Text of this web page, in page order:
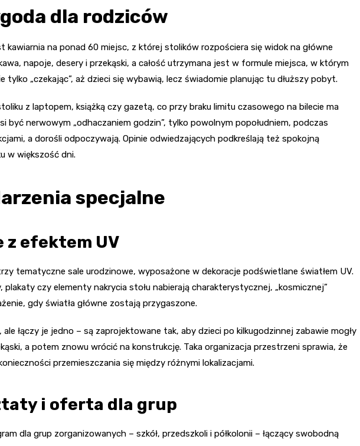
dla rodziców
kawiarnia na ponad 60 miejsc, z której stolików rozpościera się widok na główne
napoje, desery i przekąski, a całość utrzymana jest w formule miejsca, w którym
tylko „czekając”, aż dzieci się wybawią, lecz świadomie planując tu dłuższy pobyt.
z laptopem, książką czy gazetą, co przy braku limitu czasowego na bilecie ma
być nerwowym „odhaczaniem godzin”, tylko powolnym popołudniem, podczas
a dorośli odpoczywają. Opinie odwiedzających podkreślają też spokojną
w większość dni.
specjalne
z efektem UV
tematyczne sale urodzinowe, wyposażone w dekoracje podświetlane światłem UV.
czy elementy nakrycia stołu nabierają charakterystycznej, „kosmicznej”
gdy światła główne zostają przygaszone.
łączy je jedno – są zaprojektowane tak, aby dzieci po kilkugodzinnej zabawie mogły
a potem znowu wrócić na konstrukcję. Taka organizacja przestrzeni sprawia, że
przemieszczania się między różnymi lokalizacjami.
i oferta dla grup
dla grup zorganizowanych – szkół, przedszkoli i półkolonii – łączący swobodną